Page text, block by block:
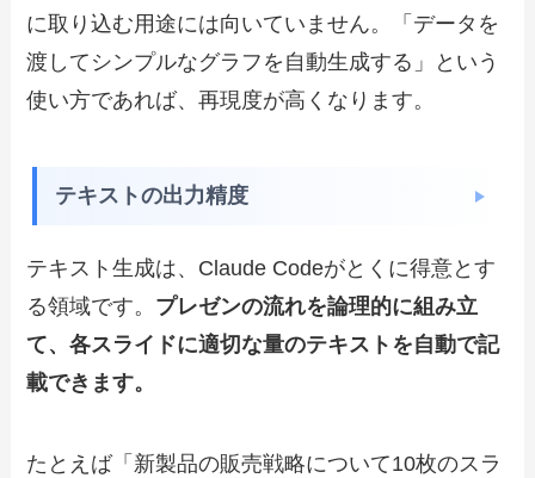
に取り込む用途には向いていません。「データを
渡してシンプルなグラフを自動生成する」という
使い方であれば、再現度が高くなります。
テキストの出力精度
テキスト生成は、Claude Codeがとくに得意とす
る領域です。 プレゼンの流れを論理的に組み立
て、各スライドに適切な量のテキストを自動で記
載できます。
たとえば「新製品の販売戦略について10枚のスラ